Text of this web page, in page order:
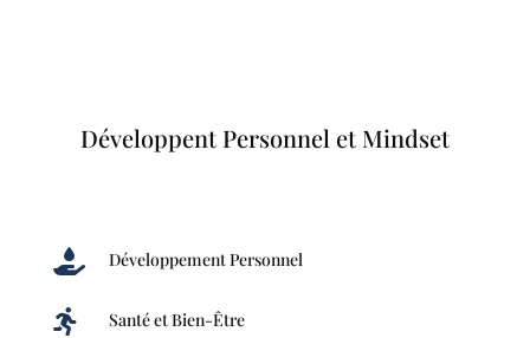
Développent Personnel et Mindset
 Développement Personnel
 Santé et Bien-Être